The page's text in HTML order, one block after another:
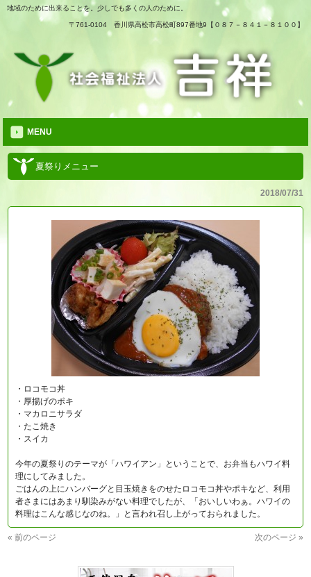
地域のために出来ることを。少しでも多くの人のために。
〒761-0104 香川県高松市高松町897番地9【０８７－８４１－８１００】
MENU
夏祭りメニュー
2018/07/31
・ロコモコ丼
・厚揚げのポキ
・マカロニサラダ
・たこ焼き
・スイカ
今年の夏祭りのテーマが「ハワイアン」ということで、お弁当もハワイ料
理にしてみました。
ごはんの上にハンバーグと目玉焼きをのせたロコモコ丼やポキなど、利用
者さまにはあまり馴染みがない料理でしたが、「おいしいわぁ。ハワイの
料理はこんな感じなのね。」と言われ召し上がっておられました。
« 前のページ 次のページ »